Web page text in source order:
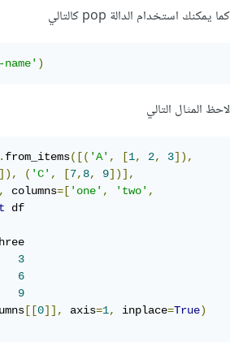
كما يمكنك استخدام الدالة pop كالتالي
name')
لاحظ المثال التالي
.from_items([('A', [1, 2, 3]),
]), ('C', [7,8, 9])],
, columns=['one', 'two',
df
3
6
9
[[0]], axis=1, inplace=True)